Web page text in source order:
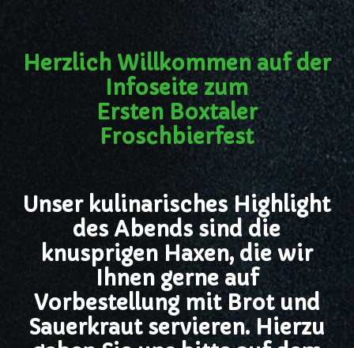
Herzlich Willkommen auf der
Infoseite zum
Ersten Boxtaler
Froschbierfest
Unser kulinarisches Highlight
des Abends sind die
knusprigen Haxen, die wir
Ihnen gerne auf
Vorbestellung mit Brot und
Sauerkraut servieren. Hierzu